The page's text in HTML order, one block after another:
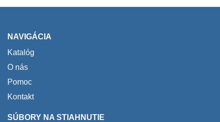
NAVIGÁCIA
Katalóg
O nás
Pomoc
Kontakt
SÚBORY NA STIAHNUTIE